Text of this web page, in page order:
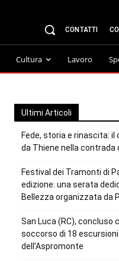
CONTATTI
Cultura Lavoro
Ultimi Articoli
Fede, storia e rinascita: il
da Thiene nella contrada
Festival dei Tramonti di
edizione: una serata
Bellezza organizzata da
San Luca (RC), concluso
soccorso di 18
dell’Aspromonte